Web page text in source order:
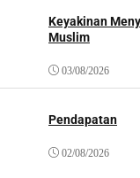
Keyakinan
Muslim
03/08/2026
Pendapatan
02/08/2026